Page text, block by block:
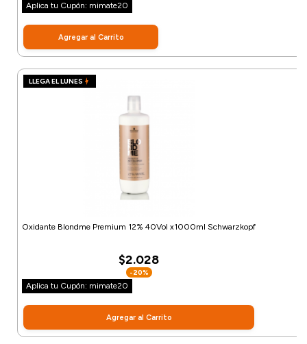
Aplica tu Cupón: mimate20
Agregar al Carrito
LLEGA EL LUNES
Oxidante Blondme Premium 12% 40Vol x1000ml Schwarzkopf
$2.028
-20%
Aplica tu Cupón: mimate20
Agregar al Carrito